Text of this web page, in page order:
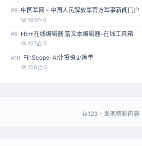
#8 中国军网 - 中国人民解放军官方军事新闻门户
161 0
#9 Html在线编辑器,富文本编辑器-在线工具箱
157 5
#10 FinScope-AI让投资更简单
156 0
ie123 - 发现精彩内容